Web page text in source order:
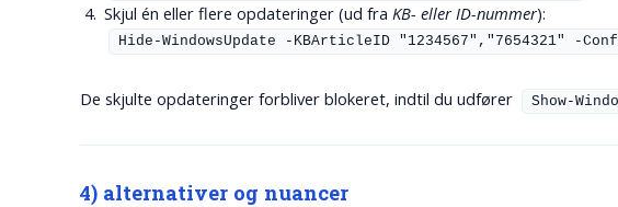
Skjul én eller flere opdateringer (ud fra KB- eller ID-nummer):
Hide-WindowsUpdate -KBArticleID "1234567","7654321" -
De skjulte opdateringer forbliver blokeret, indtil du udfører Show-
4) alternativer og nuancer